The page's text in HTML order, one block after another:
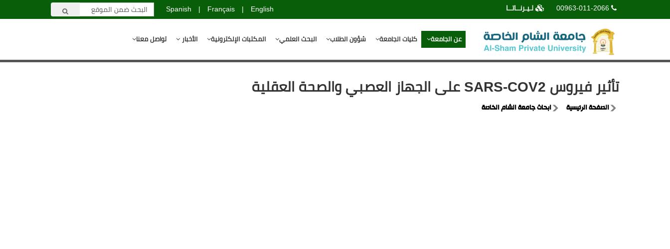
00963-011-2066 لـيـرنــاتــا English
|
Français
|
Spanish
عن الجامعة كليات الجامعة شؤون الطلاب البحث العلمي المكتبات الإلكترونية الأخبار تواصل معنا
تأثير فيروس SARS-COV2 على الجهاز العصبي والصحة العقلية
الصفحة الرئيسية ابحاث جامعة الشام الخاصة